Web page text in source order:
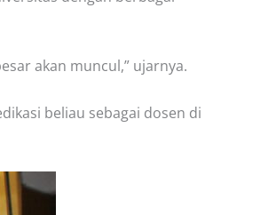
akan muncul,” ujarnya.
beliau sebagai dosen di